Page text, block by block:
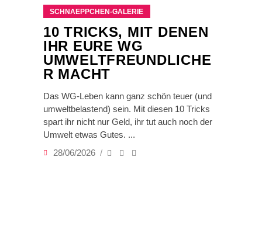
SCHNAEPPCHEN-GALERIE
10 TRICKS, MIT DENEN
IHR EURE WG
UMWELTFREUNDLICHE
R MACHT
Das WG-Leben kann ganz schön teuer (und
umweltbelastend) sein. Mit diesen 10 Tricks
spart ihr nicht nur Geld, ihr tut auch noch der
Umwelt etwas Gutes.
28/06/2026